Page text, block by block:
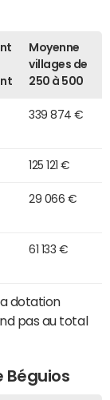
Moyenne
villages de
250 à 500
339 874 €
125 121 €
29 066 €
61 133 €
dotation
pas au total
Béguios